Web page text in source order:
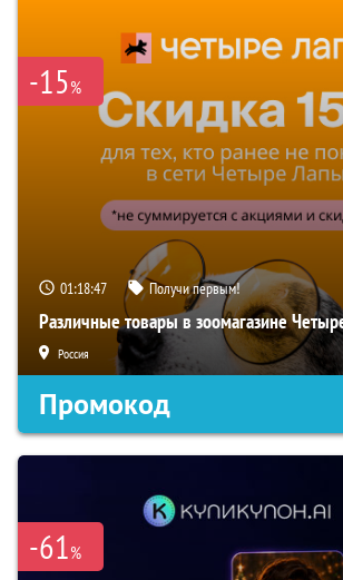
-15%
01:18:46 Получи первым!
Различные товары в зоомагазине
Россия
Промокод
-61%